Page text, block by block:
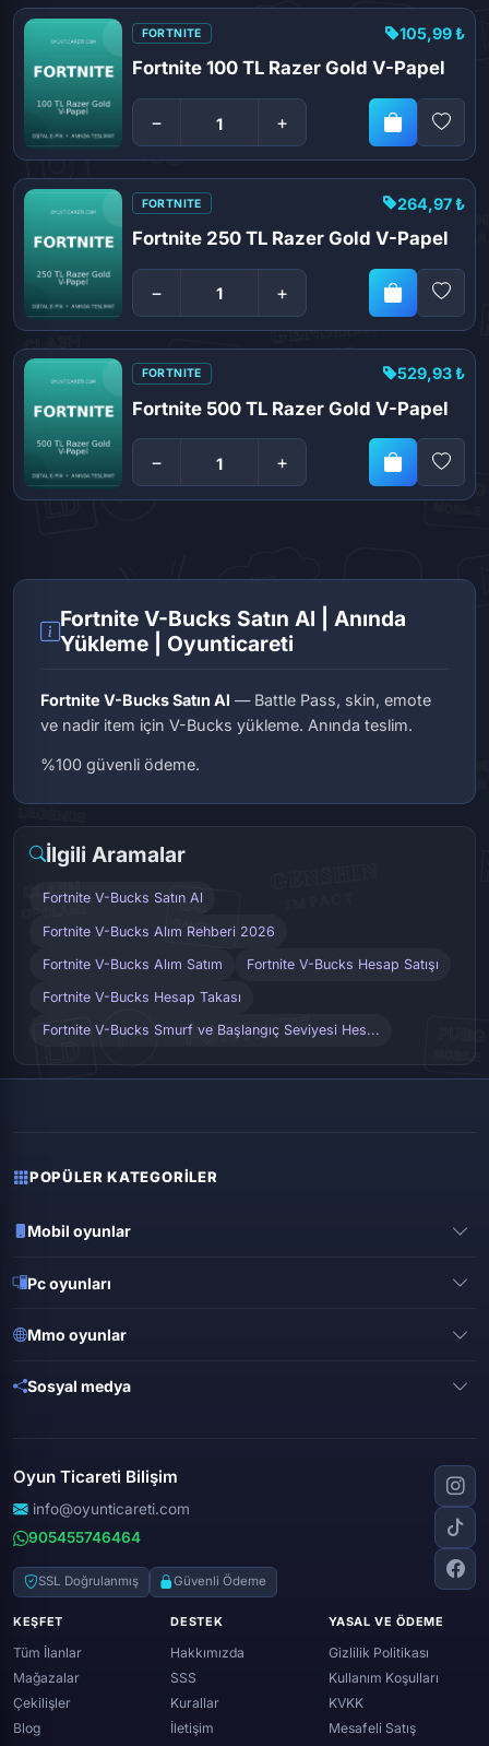
FORTNITE
Fortnite 100 TL Razer Gold V-Papel
− +
105,99 ₺
FORTNITE
Fortnite 250 TL Razer Gold V-Papel
− +
264,97 ₺
FORTNITE
Fortnite 500 TL Razer Gold V-Papel
− +
529,93 ₺
Fortnite V-Bucks Satın Al | Anında
Yükleme | Oyunticareti
Fortnite V-Bucks Satın Al — Battle Pass, skin, emote
ve nadir item için V-Bucks yükleme. Anında teslim.
%100 güvenli ödeme.
İlgili Aramalar
Fortnite V-Bucks Satın Al
Fortnite V-Bucks Alım Rehberi 2026
Fortnite V-Bucks Alım Satım Fortnite V-Bucks Hesap Satışı
Fortnite V-Bucks Hesap Takası
Fortnite V-Bucks Smurf ve Başlangıç Seviyesi Hes...
POPÜLER KATEGORILER
Mobil oyunlar
Mobile legends
Free fire
Minecraft
Pc oyunları
Gta online
Lost ark
World of warcraft
Zula
Mmo oyunlar
Wolfteam
Black desert online
Genshin ımpact
Sosyal medya
Discord
Youtube
Twitter (x)
Spotify
Oyun Ticareti Bilişim
info@oyunticareti.com
905455746464
SSL Doğrulanmış Güvenli Ödeme
KEŞFET
Tüm İlanlar
Mağazalar
Çekilişler
Blog
DESTEK
Hakkımızda
SSS
Kurallar
İletişim
YASAL VE ÖDEME
Gizlilik Politikası
Kullanım Koşulları
KVKK
Mesafeli Satış